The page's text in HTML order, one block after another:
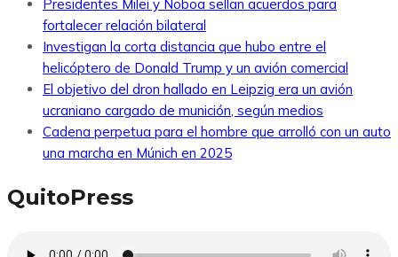
Presidentes Milei y Noboa sellan acuerdos para
fortalecer relación bilateral
Investigan la corta distancia que hubo entre el
helicóptero de Donald Trump y un avión comercial
El objetivo del dron hallado en Leipzig era un avión
ucraniano cargado de munición, según medios
Cadena perpetua para el hombre que arrolló con un auto
una marcha en Múnich en 2025
QuitoPress